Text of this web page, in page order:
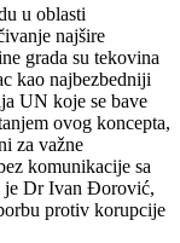
u oblasti
najšire
grada su tekovina
kao najbezbedniji
UN koje se bave
ovog koncepta,
za važne
komunikacije sa
je Dr Ivan Đorović,
protiv korupcije